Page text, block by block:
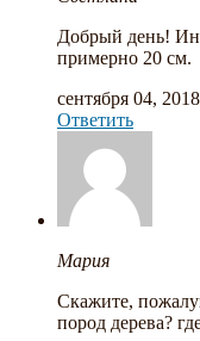
Добрый день!
примерно 20 см.
сентября 04, 2018
Ответить
Мария
Скажите,
пород дерева?